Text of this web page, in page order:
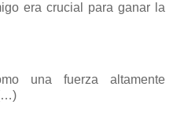
era crucial para ganar la
una fuerza altamente